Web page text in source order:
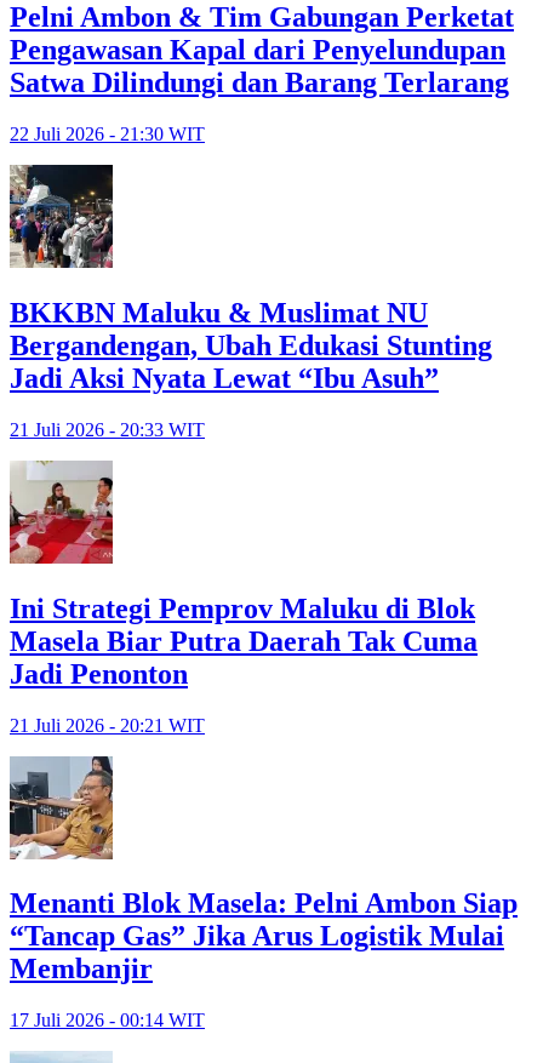
Pelni Ambon & Tim Gabungan Perketat
Pengawasan Kapal dari Penyelundupan
Satwa Dilindungi dan Barang Terlarang
22 Juli 2026 - 21:30 WIT
BKKBN Maluku & Muslimat NU
Bergandengan, Ubah Edukasi Stunting
Jadi Aksi Nyata Lewat “Ibu Asuh”
21 Juli 2026 - 20:33 WIT
Ini Strategi Pemprov Maluku di Blok
Masela Biar Putra Daerah Tak Cuma
Jadi Penonton
21 Juli 2026 - 20:21 WIT
Menanti Blok Masela: Pelni Ambon Siap
“Tancap Gas” Jika Arus Logistik Mulai
Membanjir
17 Juli 2026 - 00:14 WIT